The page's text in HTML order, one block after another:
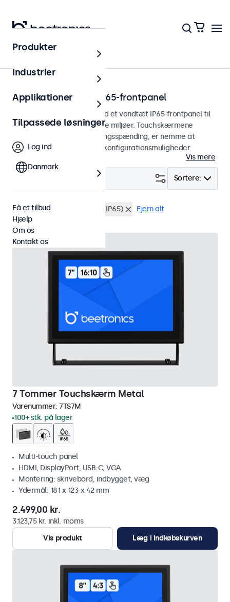
Hjem
Touchskærme med IP65-frontpanel
Touchskærme designet med et vandtæt IP65-frontpanel til
kontinuerlig brug i krævende miljøer. Touchskærmene
understøtter en bred indgangsspænding, er nemme at
integrere og har adskillige konfigurationsmuligheder.
Vis mere
Sortere:
Vandtæt (IP65) Støvtæt (IP65) Fjern alt
7 Tommer Touchskærm Metal
Varenummer: 7TS7M
100+ stk. på lager
Multi-touch panel
HDMI, DisplayPort, USB-C, VGA
Montering: skrivebord, indbygget, væg
Ydermål: 181 x 123 x 42 mm
2.499,00 kr.
3.123,75 kr. inkl. moms
Vis produkt
Læg i indkøbskurven
Produkter
Industrier
Applikationer
Tilpassede løsninger
Log ind
Danmark
Få et tilbud
Hjælp
Om os
Kontakt os